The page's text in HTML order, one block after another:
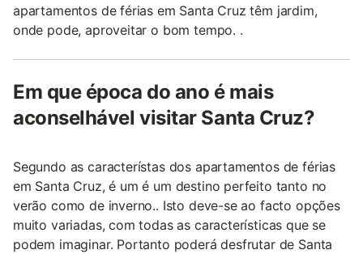
apartamentos de férias em Santa Cruz têm jardim,
onde pode, aproveitar o bom tempo. .
Em que época do ano é mais
aconselhável visitar Santa Cruz?
Segundo as característas dos apartamentos de férias
em Santa Cruz, é um é um destino perfeito tanto no
verão como de inverno.. Isto deve-se ao facto opções
muito variadas, com todas as características que se
podem imaginar. Portanto poderá desfrutar de Santa